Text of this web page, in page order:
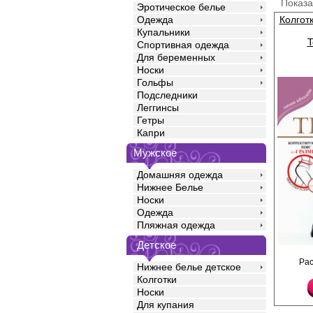
Эротическое белье
Одежда
Купальники
Спортивная одежда
Для беременных
Носки
Гольфы
Подследники
Леггинсы
Гетры
Капри
Мужское
Домашняя одежда
Нижнее Белье
Носки
Одежда
Пляжная одежда
Детское
Нижнее белье детское
Колготки
Носки
Для купания
Эластичные
корректирующим
позволяющий вашей
тоньше до минус
швы, х/б ластовица,
Плотность 40ден